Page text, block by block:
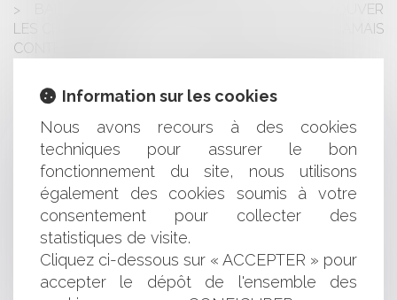
BAIL COMMERCIAL : LE BAILLEUR DOIT-IL PROUVER
LES CHARGES MÊME SI LE LOCATAIRE NE LES A JAMAIS
CONTESTÉES ?
PRESCRIPTION DE L'ACTION EN INDEMNISATION ?
CANICULE : QUELS AMÉNAGEMENTS L'EMPLOYEUR
DOIT-IL METTRE EN PLACE ?
CLAUSE RÉSOLUTOIRE : FAUT-IL ÉNUMÉRER TOUTES
LES OBLIGATIONS DONT LA VIOLATION ENTRAÎNE LA
RÉSILIATION DU CONTRAT ?
LOCATION DE TYPE AIRBNB ET MODIFICATION DU
RÈGLEMENT DE COPROPRIÉTÉ
RÉSILIATION UNILATÉRALE DU MARCHÉ À FORFAIT,
DROIT SPÉCIAL ET DROIT COMMUN
IMAGES GÉNÉRÉES PAR UNE INTELLIGENCE
Information sur les cookies
Nous avons recours à des cookies
techniques pour assurer le bon
fonctionnement du site, nous utilisons
également des cookies soumis à votre
consentement pour collecter des
statistiques de visite.
Cliquez ci-dessous sur « ACCEPTER » pour
accepter le dépôt de l'ensemble des